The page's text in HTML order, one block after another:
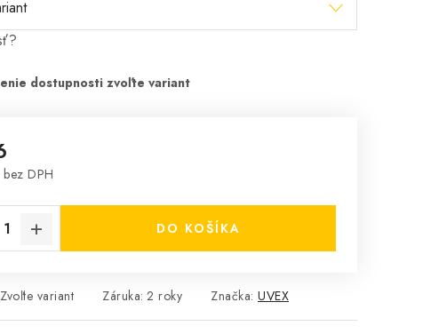
DPH
DO KOŠÍKA
Zvoľte variant Záruka: 2 roky Značka: UVEX